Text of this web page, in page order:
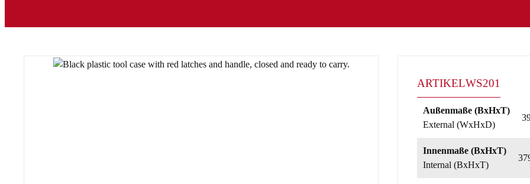
ARTIKELWS201
Außenmaße (BxHxT)
External (WxHxD)
Innenmaße (BxHxT)
Internal (BxHxT)